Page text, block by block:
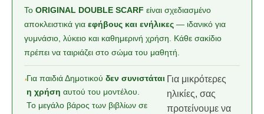
Το ORIGINAL DOUBLE SCARF είναι σχεδιασμένο
αποκλειστικά για εφήβους και ενήλικες — ιδανικό για
γυμνάσιο, λύκειο και καθημερινή χρήση. Κάθε σακίδιο
πρέπει να ταιριάζει στο σώμα του μαθητή.
Για παιδιά Δημοτικούδεν συνιστάται
η χρήση αυτού του μοντέλου.
Το μεγάλο βάρος των βιβλίων σε
Για μικρότερες
ηλικίες, σας
προτείνουμε να